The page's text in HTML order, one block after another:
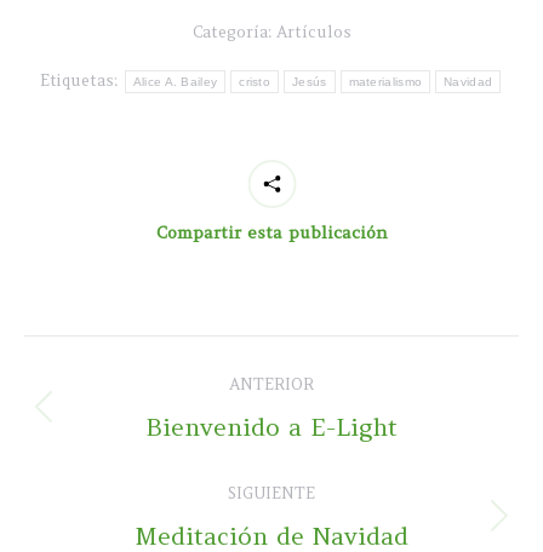
Categoría: Artículos
Etiquetas: Alice A. Bailey cristo Jesús materialismo Navidad
Compartir esta publicación
entre
ANTERIOR
Publicación
Bienvenido a E-Light
SIGUIENTE
Publicación
Meditación de Navidad